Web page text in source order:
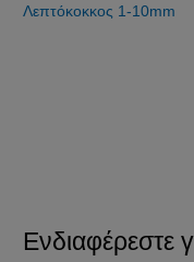
Λεπτόκοκκος 1-10mm
Ενδιαφέρεστε